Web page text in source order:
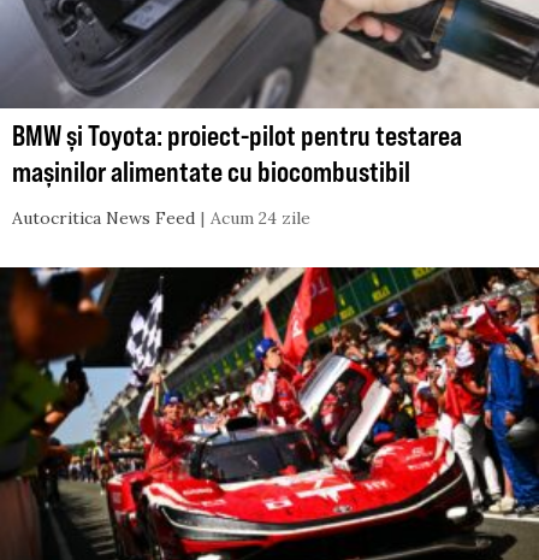
BMW și Toyota: proiect-pilot pentru testarea
mașinilor alimentate cu biocombustibil
Autocritica News Feed Acum 24 zile